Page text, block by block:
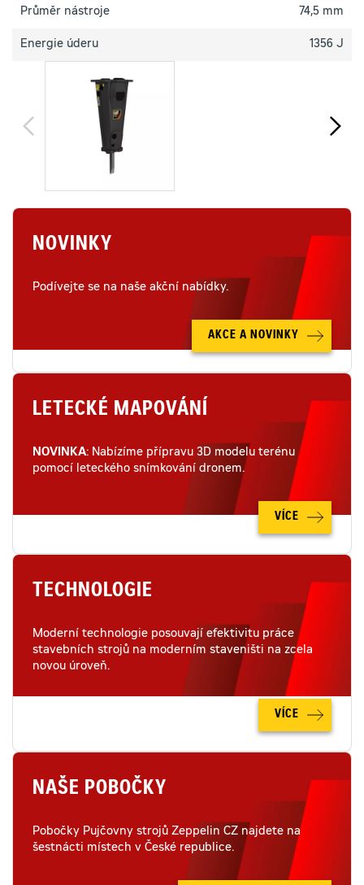
Průměr nástroje 74,5 mm
Energie úderu 1356 J
NOVINKY
Podívejte se na naše akční nabídky.
AKCE A NOVINKY
LETECKÉ MAPOVÁNÍ
NOVINKA: Nabízíme přípravu 3D modelu terénu
pomocí leteckého snímkování dronem.
VÍCE
TECHNOLOGIE
Moderní technologie posouvají efektivitu práce
stavebních strojů na moderním staveništi na zcela
novou úroveň.
VÍCE
NAŠE POBOČKY
Pobočky Pujčovny strojů Zeppelin CZ najdete na
šestnácti místech v České republice.